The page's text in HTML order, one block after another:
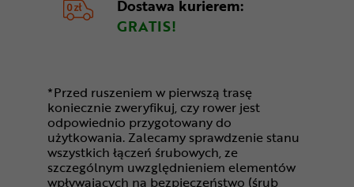
Dostawa kurierem:
GRATIS!
*Przed ruszeniem w pierwszą trasę
koniecznie zweryfikuj, czy rower jest
odpowiednio przygotowany do
użytkowania. Zalecamy sprawdzenie stanu
wszystkich łączeń śrubowych, ze
szczególnym uwzględnieniem elementów
wpływających na bezpieczeństwo (śrub